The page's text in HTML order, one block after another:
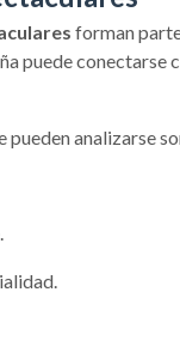
forman
puede conectarse
pueden analizarse